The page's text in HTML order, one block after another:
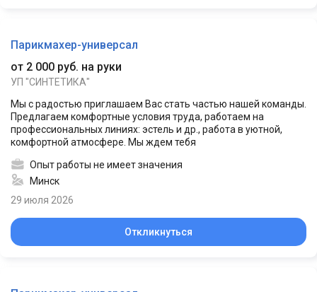
Парикмахер-универсал
от 2 000 руб. на руки
УП "СИНТЕТИКА"
Мы с радостью приглашаем Вас стать частью нашей команды.
Предлагаем комфортные условия труда, работаем на
профессиональных линиях: эстель и др., работа в уютной,
комфортной атмосфере. Мы ждем тебя
Опыт работы не имеет значения
Минск
29 июля 2026
Откликнуться